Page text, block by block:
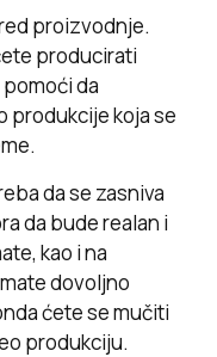
proizvodnje.
producirati
da
produkcije koja se
da se zasniva
da bude realan i
kao i na
dovoljno
ćete se mučiti
produkciju.